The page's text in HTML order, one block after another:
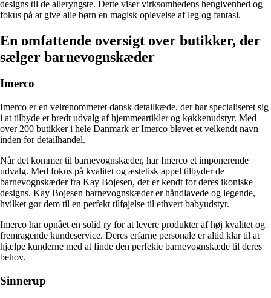
designs til de alleryngste. Dette viser virksomhedens hengivenhed og
fokus på at give alle børn en magisk oplevelse af leg og fantasi.
En omfattende oversigt over butikker, der
sælger barnevognskæder
Imerco
Imerco er en velrenommeret dansk detailkæde, der har specialiseret sig
i at tilbyde et bredt udvalg af hjemmeartikler og køkkenudstyr. Med
over 200 butikker i hele Danmark er Imerco blevet et velkendt navn
inden for detailhandel.
Når det kommer til barnevognskæder, har Imerco et imponerende
udvalg. Med fokus på kvalitet og æstetisk appel tilbyder de
barnevognskæder fra Kay Bojesen, der er kendt for deres ikoniske
designs. Kay Bojesen barnevognskæder er håndlavede og legende,
hvilket gør dem til en perfekt tilføjelse til ethvert babyudstyr.
Imerco har opnået en solid ry for at levere produkter af høj kvalitet og
fremragende kundeservice. Deres erfarne personale er altid klar til at
hjælpe kunderne med at finde den perfekte barnevognskæde til deres
behov.
Sinnerup